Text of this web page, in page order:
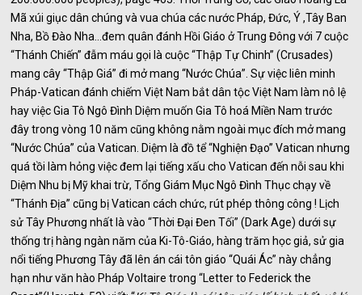
Mã xúi giục dân chúng và vua chúa các nước Pháp, Đức, Ý ,Tây Ban
Nha, Bồ Đào Nha…đem quân đánh Hồi Giáo ở Trung Đông với 7 cuộc
“Thánh Chiến” đẫm máu gọi là cuộc “Thập Tự Chinh” (Crusades)
mang cây “Thập Giá” đi mở mang “Nước Chúa”. Sự việc liên minh
Pháp-Vatican đánh chiếm Việt Nam bắt dân tộc Việt Nam làm nô lệ
hay việc Gia Tô Ngô Đình Diệm muốn Gia Tô hoá Miền Nam trước
đây trong vòng 10 năm cũng không nằm ngoài mục đích mở mang
“Nước Chúa” của Vatican. Diệm là đồ tể “Nghiện Đạo” Vatican nhưng
quá tồi làm hỏng việc đem lại tiếng xấu cho Vatican đến nỗi sau khi
Diệm Nhu bị Mỹ khai trừ, Tổng Giám Mục Ngô Đình Thục chạy về
“Thánh Địa” cũng bị Vatican cách chức, rút phép thông công ! Lịch
sử Tây Phương nhất là vào “Thời Đại Đen Tối” (Dark Age) dưới sự
thống trị hàng ngàn năm của Ki-Tô-Giáo, hàng trăm học giả, sử gia
nổi tiếng Phương Tây đã lên án cái tôn giáo “Quái Ác” này chẳng
hạn như văn hào Pháp Voltaire trong “Letter to Federick the